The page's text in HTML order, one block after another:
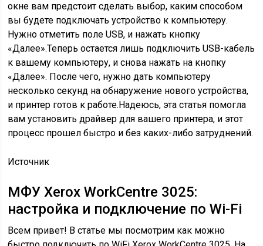
окне вам предстоит сделать выбор, каким способом
вы будете подключать устройство к компьютеру.
Нужно отметить поле USB, и нажать кнопку
«Далее».Теперь остается лишь подключить USB-кабель
к вашему компьютеру, и снова нажать на кнопку
«Далее». После чего, нужно дать компьютеру
несколько секунд на обнаружение нового устройства,
и принтер готов к работе.Надеюсь, эта статья помогла
вам установить драйвер для вашего принтера, и этот
процесс прошел быстро и без каких-либо затруднений.
Источник
МФУ Xerox WorkCentre 3025:
настройка и подключение по Wi-Fi
Всем привет! В статье мы посмотрим как можно